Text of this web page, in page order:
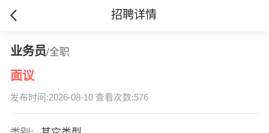
招聘详情
业务员/全职
面议
发布时间:2026-08-10 查看次数:576